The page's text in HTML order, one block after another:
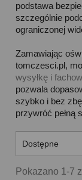
podstawa
szczególnie
ograniczonej
Zamawiając
tomczesci.pl,
wysyłkę i
pozwala
szybko i bez
przywróć pełną
Dostępne
Pokazano 1-7